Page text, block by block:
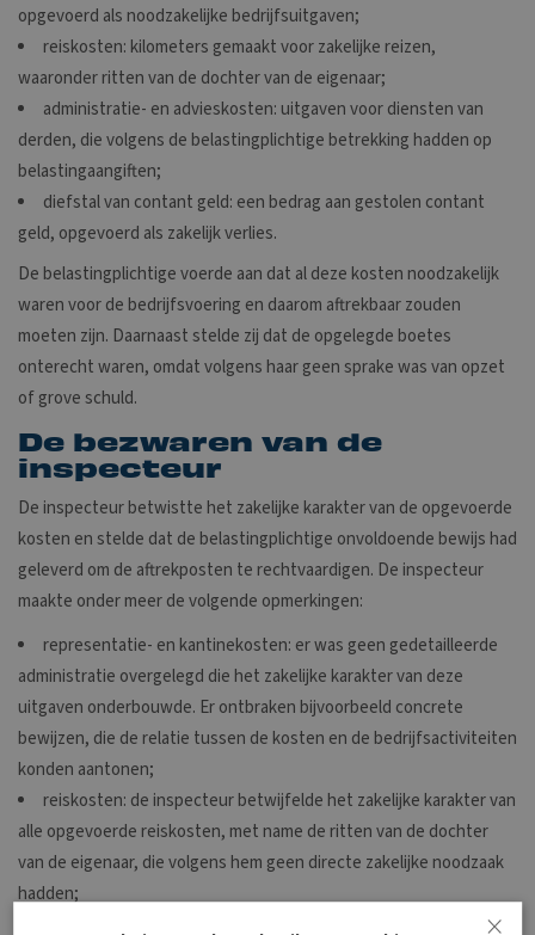
opgevoerd als noodzakelijke bedrijfsuitgaven;
reiskosten: kilometers gemaakt voor zakelijke reizen,
waaronder ritten van de dochter van de eigenaar;
administratie- en advieskosten: uitgaven voor diensten van
derden, die volgens de belastingplichtige betrekking hadden op
belastingaangiften;
diefstal van contant geld: een bedrag aan gestolen contant
geld, opgevoerd als zakelijk verlies.
De belastingplichtige voerde aan dat al deze kosten noodzakelijk
waren voor de bedrijfsvoering en daarom aftrekbaar zouden
moeten zijn. Daarnaast stelde zij dat de opgelegde boetes
onterecht waren, omdat volgens haar geen sprake was van opzet
of grove schuld.
De bezwaren van de
inspecteur
De inspecteur betwistte het zakelijke karakter van de opgevoerde
kosten en stelde dat de belastingplichtige onvoldoende bewijs had
geleverd om de aftrekposten te rechtvaardigen. De inspecteur
maakte onder meer de volgende opmerkingen:
representatie- en kantinekosten: er was geen gedetailleerde
administratie overgelegd die het zakelijke karakter van deze
uitgaven onderbouwde. Er ontbraken bijvoorbeeld concrete
bewijzen, die de relatie tussen de kosten en de bedrijfsactiviteiten
konden aantonen;
reiskosten: de inspecteur betwijfelde het zakelijke karakter van
alle opgevoerde reiskosten, met name de ritten van de dochter
van de eigenaar, die volgens hem geen directe zakelijke noodzaak
hadden;